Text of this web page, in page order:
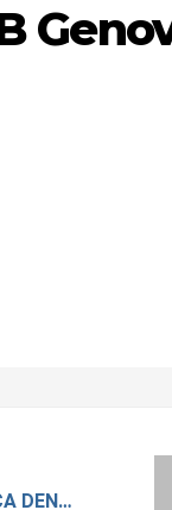
CLÍNICA DENTAL MILA MARTÍN CB LA FOGUERA CANALS